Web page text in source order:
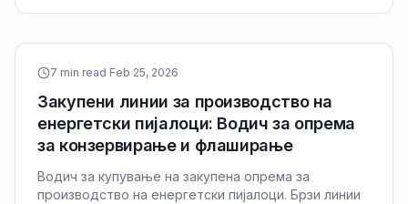
7 min read·Feb 25, 2026
Закупени линии за производство на
енергетски пијалоци: Водич за опрема
за конзервирање и флаширање
Водич за купување на закупена опрема за
производство на енергетски пијалоци. Брзи линии